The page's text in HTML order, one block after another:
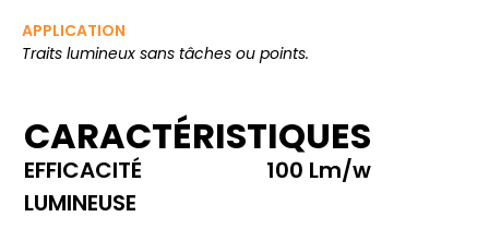
APPLICATION
Traits lumineux sans tâches ou points.
CARACTÉRISTIQUES
EFFICACITÉ
LUMINEUSE
100 Lm/w